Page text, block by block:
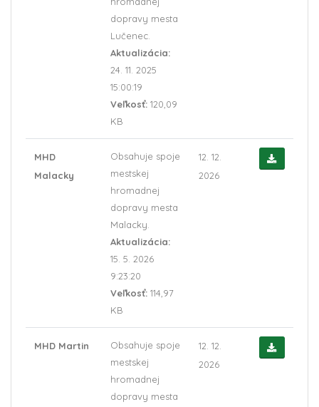
dopravy mesta
Lučenec.
Aktualizácia:
24. 11. 2025
15:00:19
Veľkosť: 120,09
KB
MHD
Malacky
Obsahuje spoje
mestskej
hromadnej
dopravy mesta
Malacky.
Aktualizácia:
15. 5. 2026
9:23:20
Veľkosť: 114,97
KB
12. 12.
2026
MHD Martin
Obsahuje spoje
mestskej
hromadnej
dopravy mesta
12. 12.
2026